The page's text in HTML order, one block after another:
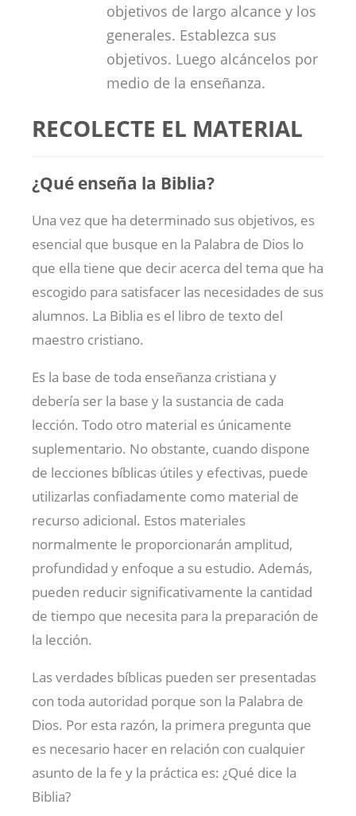
objetivos de largo alcance y los
generales. Establezca sus
objetivos. Luego alcáncelos por
medio de la enseñanza.
RECOLECTE EL MATERIAL
¿Qué enseña la Biblia?
Una vez que ha determinado sus objetivos, es
esencial que busque en la Palabra de Dios lo
que ella tiene que decir acerca del tema que ha
escogido para satisfacer las necesidades de sus
alumnos. La Biblia es el libro de texto del
maestro cristiano.
Es la base de toda enseñanza cristiana y
debería ser la base y la sustancia de cada
lección. Todo otro material es únicamente
suplementario. No obstante, cuando dispone
de lecciones bíblicas útiles y efectivas, puede
utilizarlas confiadamente como material de
recurso adicional. Estos materiales
normalmente le proporcionarán amplitud,
profundidad y enfoque a su estudio. Además,
pueden reducir significativamente la cantidad
de tiempo que necesita para la preparación de
la lección.
Las verdades bíblicas pueden ser presentadas
con toda autoridad porque son la Palabra de
Dios. Por esta razón, la primera pregunta que
es necesario hacer en relación con cualquier
asunto de la fe y la práctica es: ¿Qué dice la
Biblia?